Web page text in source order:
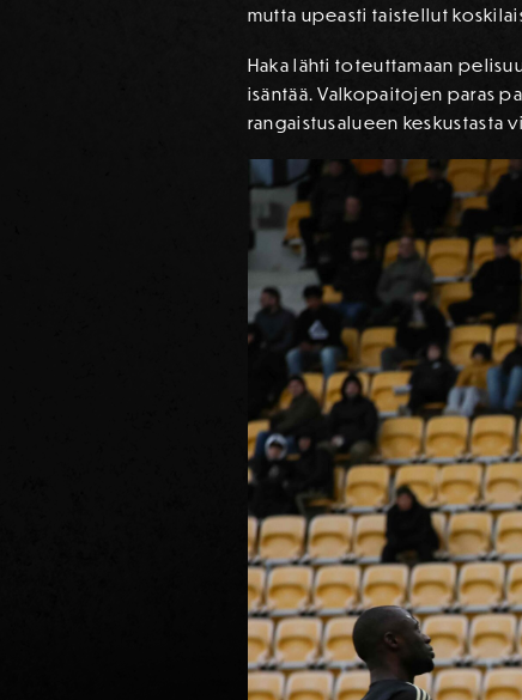
mutta upeasti taistellut
Haka lähti toteuttamaan
isäntää. Valkopaitojen paras
rangaistusalueen keskustasta